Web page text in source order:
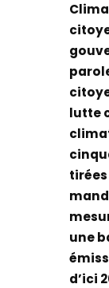
lutte
une
d’ici